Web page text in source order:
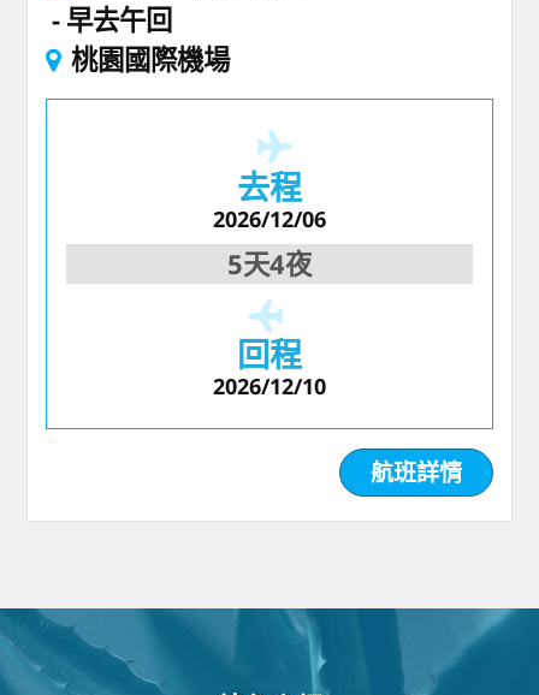
早去午回
桃園國際機場
去程
2026/12/06
5天4夜
回程
2026/12/10
航班詳情